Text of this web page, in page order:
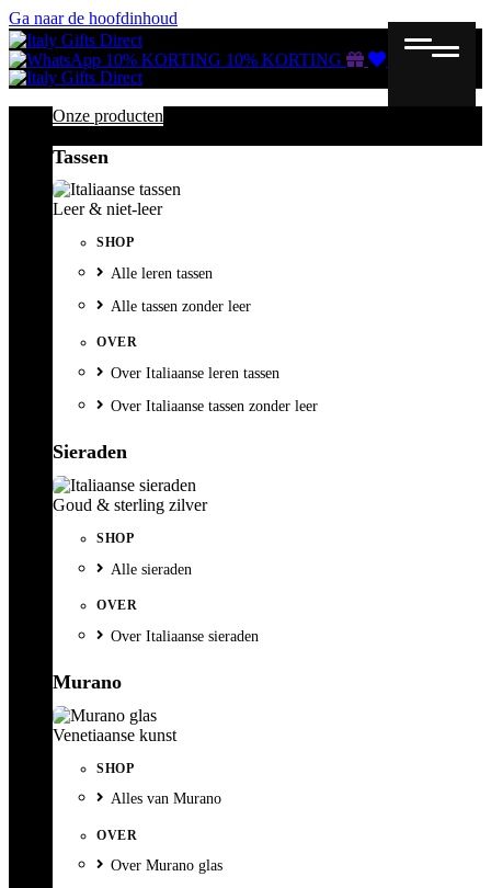
Ga naar de hoofdinhoud
10% KORTING 10% KORTING Gutscheine
Wunschliste
Warenkorb
Onze producten
Tassen
Leer & niet-leer
SHOP
Alle leren tassen
Alle tassen zonder leer
OVER
Over Italiaanse leren tassen
Over Italiaanse tassen zonder leer
Sieraden
Goud & sterling zilver
SHOP
Alle sieraden
OVER
Over Italiaanse sieraden
Murano
Venetiaanse kunst
SHOP
Alles van Murano
OVER
Over Murano glas